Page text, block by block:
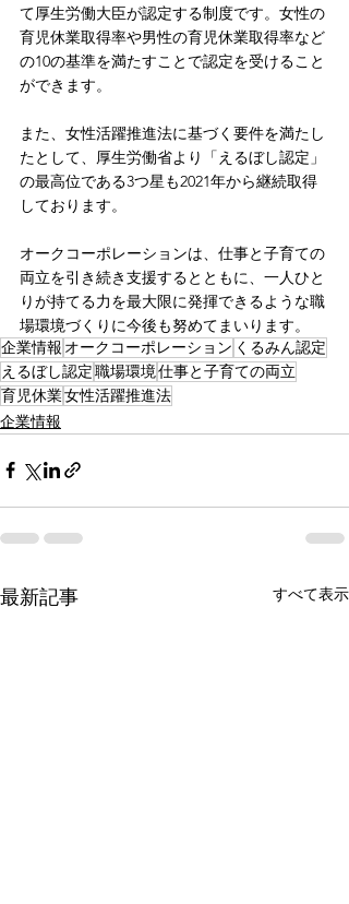
て厚生労働大臣が認定する制度です。女性の
育児休業取得率や男性の育児休業取得率など
の10の基準を満たすことで認定を受けること
ができます。
また、女性活躍推進法に基づく要件を満たし
たとして、厚生労働省より「えるぼし認定」
の最高位である3つ星も2021年から継続取得
しております。
オークコーポレーションは、仕事と子育ての
両立を引き続き支援するとともに、一人ひと
りが持てる力を最大限に発揮できるような職
場環境づくりに今後も努めてまいります。
企業情報 オークコーポレーション くるみん認定
えるぼし認定職場環境仕事と子育ての両立
育児休業女性活躍推進法
企業情報
最新記事 すべて表示